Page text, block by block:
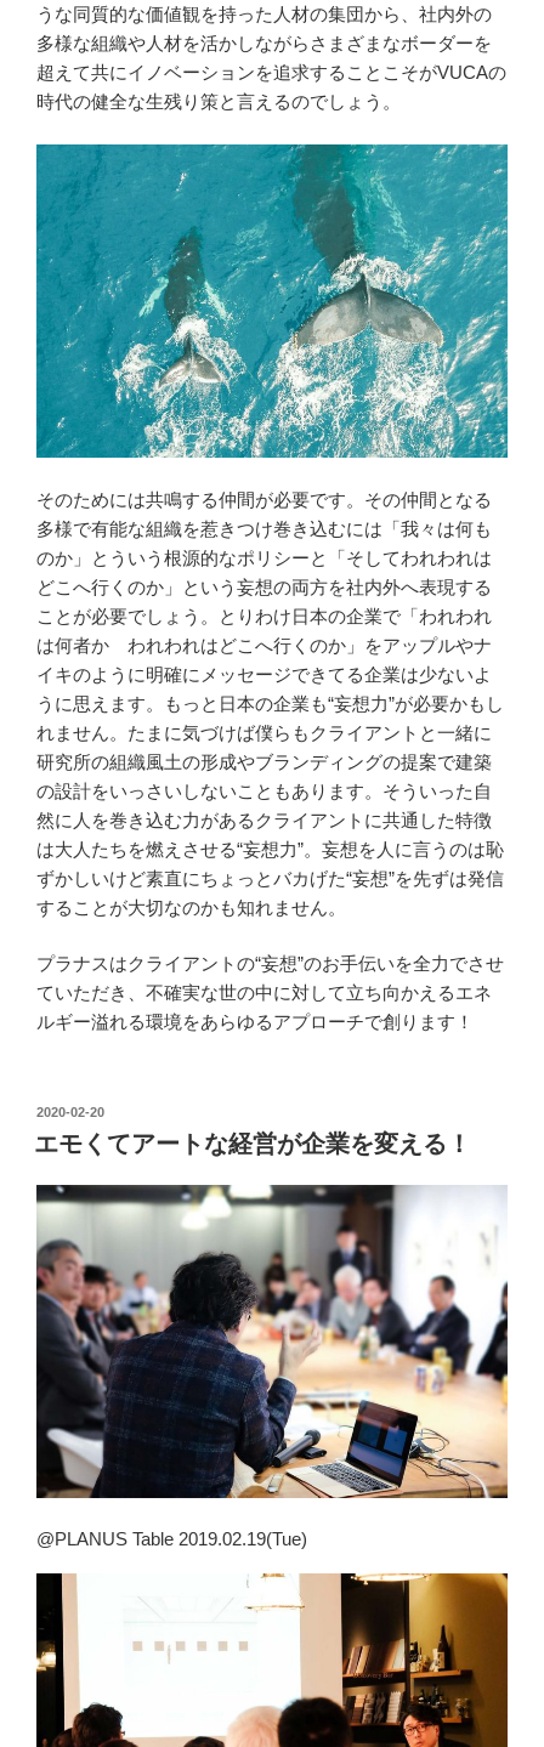
うな同質的な価値観を持った人材の集団から、社内外の
多様な組織や人材を活かしながらさまざまなボーダーを
超えて共にイノベーションを追求することこそがVUCAの
時代の健全な生残り策と言えるのでしょう。
そのためには共鳴する仲間が必要です。その仲間となる
多様で有能な組織を惹きつけ巻き込むには「我々は何も
のか」とういう根源的なポリシーと「そしてわれわれは
どこへ行くのか」という妄想の両方を社内外へ表現する
ことが必要でしょう。とりわけ日本の企業で「われわれ
は何者か われわれはどこへ行くのか」をアップルやナ
イキのように明確にメッセージできてる企業は少ないよ
うに思えます。もっと日本の企業も“妄想力”が必要かもし
れません。たまに気づけば僕らもクライアントと一緒に
研究所の組織風土の形成やブランディングの提案で建築
の設計をいっさいしないこともあります。そういった自
然に人を巻き込む力があるクライアントに共通した特徴
は大人たちを燃えさせる“妄想力”。妄想を人に言うのは恥
ずかしいけど素直にちょっとバカげた“妄想”を先ずは発信
することが大切なのかも知れません。
プラナスはクライアントの“妄想”のお手伝いを全力でさせ
ていただき、不確実な世の中に対して立ち向かえるエネ
ルギー溢れる環境をあらゆるアプローチで創ります！
投
日:
2020-02-20
エモくてアートな経営が企業を変える！
@PLANUS Table 2019.02.19(Tue)